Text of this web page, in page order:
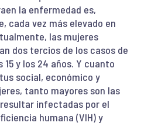
la enfermedad es,
cada vez más elevado en
las mujeres
dos tercios de los casos de
y los 24 años. Y cuanto
social, económico y
tanto mayores son las
infectadas por el
humana (VIH) y